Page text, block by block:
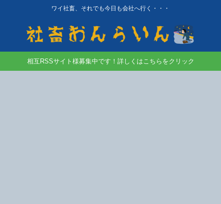
ワイ社畜、それでも今日も会社へ行く・・・
相互RSSサイト様募集中です！詳しくはこちらをクリック